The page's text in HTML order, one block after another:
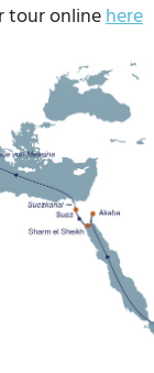
tour onlinehere